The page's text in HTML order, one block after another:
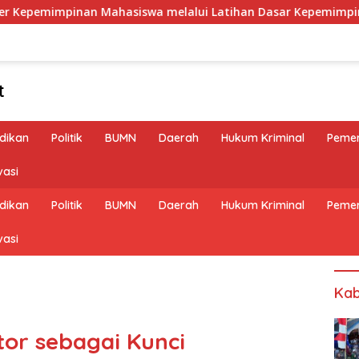
Mahasiswa melalui Latihan Dasar Kepemimpinan di
Politik BUMN Daerah Hukum Kriminal
Politik BUMN Daerah Hukum Kriminal
sebagai Kunci